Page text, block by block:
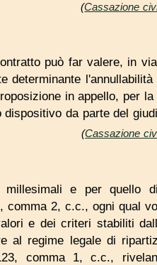
(Cassazione
può far valere, in
determinante
in appello, per
da parte del
(Cassazione
millesimali e per quello
comma 2, c.c., ogni qual
e dei criteri stabiliti
al regime legale di
comma 1, c.c.,